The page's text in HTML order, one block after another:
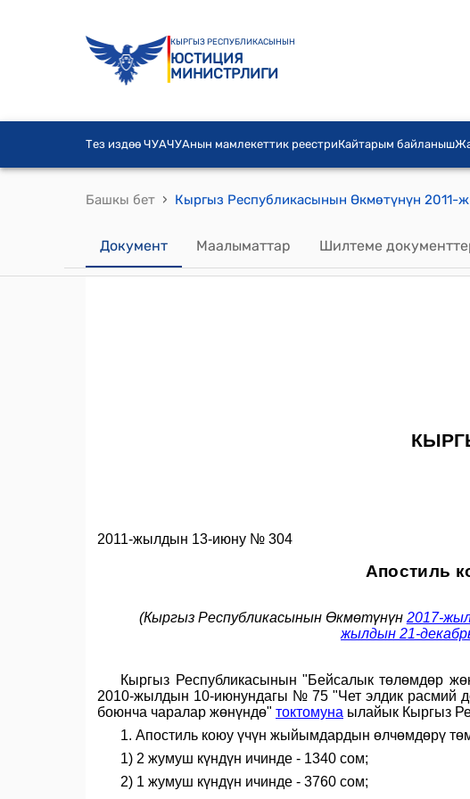
КЫРГЫЗ РЕСПУБЛИКАСЫНЫН
ЮСТИЦИЯ
МИНИСТРЛИГИ
Тез издөө ЧУАЧУАнын мамлекеттик реестриКайтарым байланыш
Башкы бет ›
Документ Маалыматтар Шилтеме